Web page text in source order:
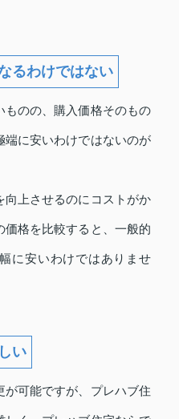
るわけではない
ものの、購入価格そのもの
端に安いわけではないのが
向上させるのにコストがか
格を比較すると、一般的
に安いわけではありませ
い
可能ですが、プレハブ住